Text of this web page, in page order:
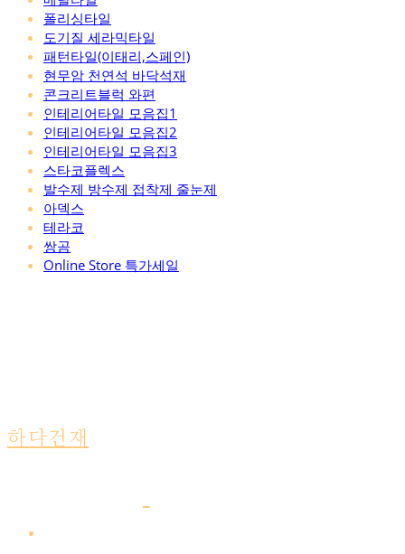
폴리싱타일
도기질 세라믹타일
패턴타일(이태리,스페인)
현무암 천연석 바닥석재
콘크리트블럭 와편
인테리어타일 모음집1
인테리어타일 모음집2
인테리어타일 모음집3
스타코플렉스
발수제 방수제 접착제 줄눈제
아덱스
테라코
쌍곰
Online Store 특가세일
하다건재